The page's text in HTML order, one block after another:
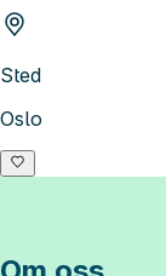
Sted
Oslo